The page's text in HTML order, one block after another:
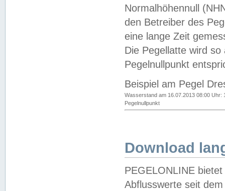
Normalhöhennull
den Betreiber des
eine lange Zeit
Die Pegellatte wird
Pegelnullpunkt
Beispiel am Pegel
Wasserstand am 16.07.2013 08:00 Uhr:
Pegelnullpunkt
Download
PEGELONLINE
Abflusswerte seit